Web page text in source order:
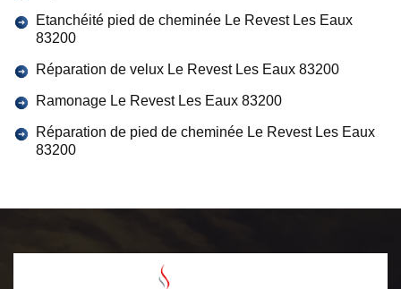
Etanchéité pied de cheminée Le Revest Les Eaux
83200
Réparation de velux Le Revest Les Eaux 83200
Ramonage Le Revest Les Eaux 83200
Réparation de pied de cheminée Le Revest Les Eaux
83200